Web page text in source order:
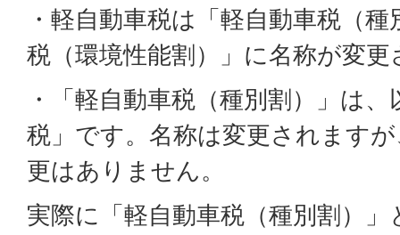
・軽自動車税は「軽自動車税（
税（環境性能割）」に名称が変
・「軽自動車税（種別割）」は
税」です。名称は変更されます
更はありません。
実際に「軽自動車税（種別割）